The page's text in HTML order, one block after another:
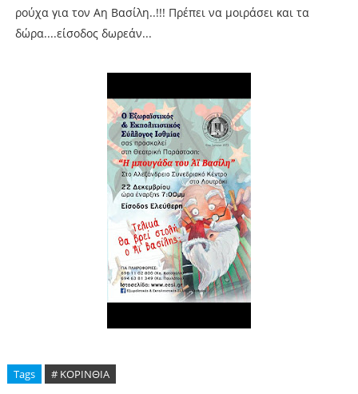
ρούχα για τον Αη Βασίλη..!!! Πρέπει να μοιράσει και τα
δώρα....είσοδος δωρεάν...
Tags # ΚΟΡΙΝΘΙΑ